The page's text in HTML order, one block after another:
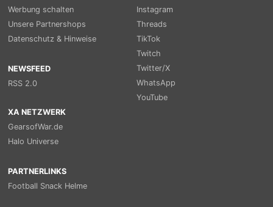
Werbung schalten
Unsere Partnershops
Datenschutz & Hinweise
NEWSFEED
RSS 2.0
Instagram
Threads
TikTok
Twitch
Twitter/X
WhatsApp
YouTube
XA NETZWERK
GearsofWar.de
Halo Universe
PARTNERLINKS
Football Snack Helme